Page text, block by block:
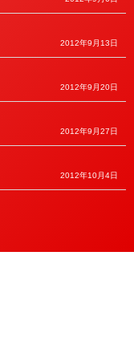
2012年9月13日
2012年9月20日
2012年9月27日
2012年10月4日